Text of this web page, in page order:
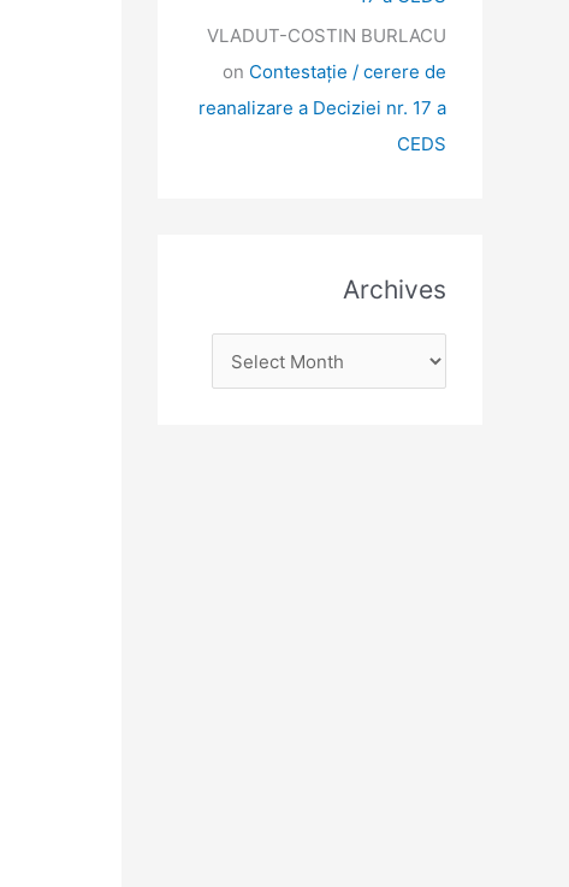
VLADUT-COSTIN BURLACU
on Contestație / cerere de
reanalizare a Deciziei nr. 17 a
CEDS
Archives